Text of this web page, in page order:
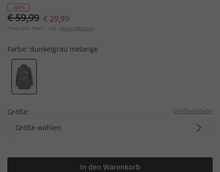
- 50%
€ 59,99 € 29,99
Preis inkl. MwSt. zzgl. Versandkosten
Farbe: dunkelgrau melange
Größe: Größentabelle
Größe wählen
In den Warenkorb